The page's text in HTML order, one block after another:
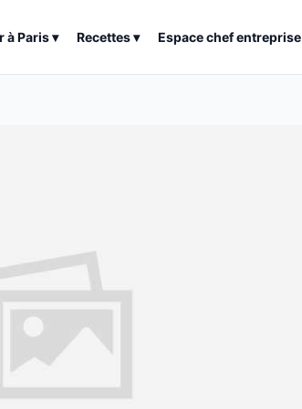
àParis▾ Recettes▾ Espace chef entreprise